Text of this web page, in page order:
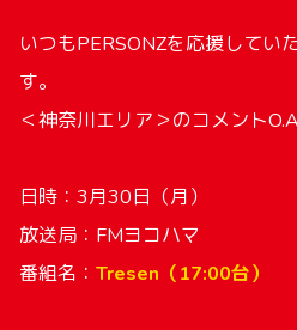
いつもPERSONZを応援してい
す。
＜神奈川エリア＞のコメント
日時：3月30日（月）
放送局：FMヨコハマ
番組名： Tresen（17:00台）